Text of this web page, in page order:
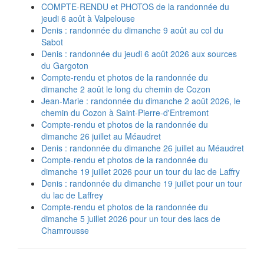
COMPTE-RENDU et PHOTOS de la randonnée du
jeudi 6 août à Valpelouse
Denis : randonnée du dimanche 9 août au col du
Sabot
Denis : randonnée du jeudi 6 août 2026 aux sources
du Gargoton
Compte-rendu et photos de la randonnée du
dimanche 2 août le long du chemin de Cozon
Jean-Marie : randonnée du dimanche 2 août 2026, le
chemin du Cozon à Saint-Pierre-d'Entremont
Compte-rendu et photos de la randonnée du
dimanche 26 juillet au Méaudret
Denis : randonnée du dimanche 26 juillet au Méaudret
Compte-rendu et photos de la randonnée du
dimanche 19 juillet 2026 pour un tour du lac de Laffry
Denis : randonnée du dimanche 19 juillet pour un tour
du lac de Laffrey
Compte-rendu et photos de la randonnée du
dimanche 5 juillet 2026 pour un tour des lacs de
Chamrousse